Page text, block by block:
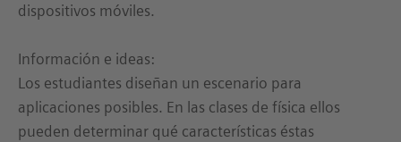
dispositivos móviles.
Información e ideas:
Los estudiantes diseñan un escenario para
aplicaciones posibles. En las clases de física ellos
pueden determinar qué características éstas